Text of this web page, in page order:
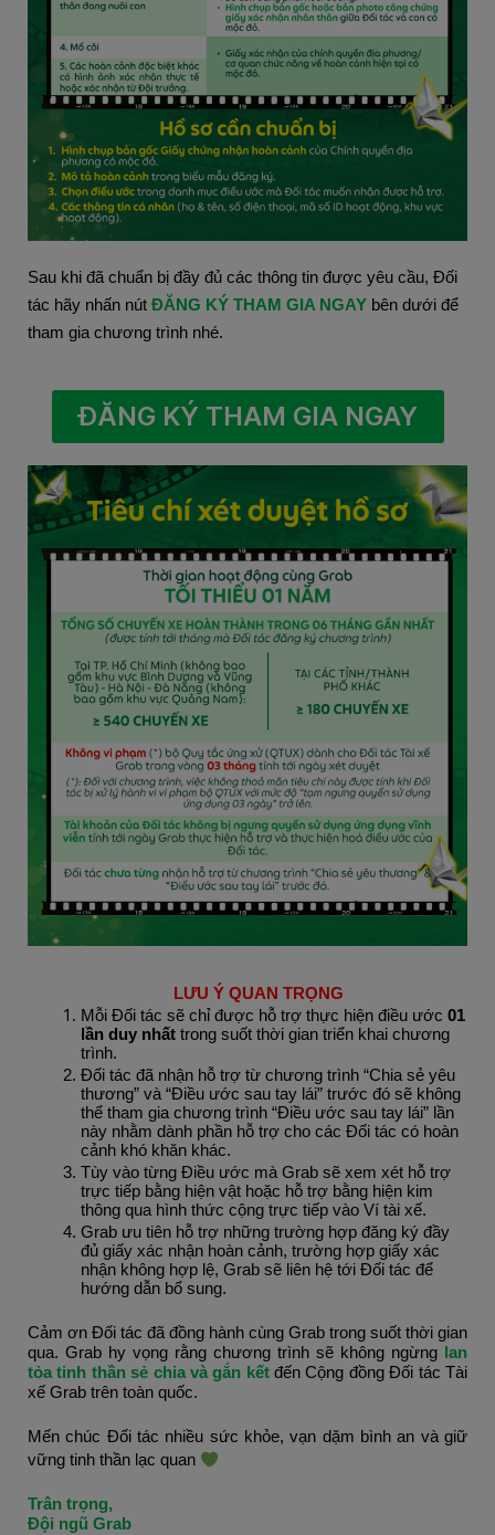
Sau khi đã chuẩn bị đầy đủ các thông tin được yêu cầu, Đối
tác hãy nhấn nút ĐĂNG KÝ THAM GIA NGAY bên dưới để
tham gia chương trình nhé.
ĐĂNG KÝ THAM GIA NGAY
LƯU Ý QUAN TRỌNG
Mỗi Đối tác sẽ chỉ được hỗ trợ thực hiện điều ước 01
lần duy nhất trong suốt thời gian triển khai chương
trình.
Đối tác đã nhận hỗ trợ từ chương trình “Chia sẻ yêu
thương” và “Điều ước sau tay lái” trước đó sẽ không
thể tham gia chương trình “Điều ước sau tay lái” lần
này nhằm dành phần hỗ trợ cho các Đối tác có hoàn
cảnh khó khăn khác.
Tùy vào từng Điều ước mà Grab sẽ xem xét hỗ trợ
trực tiếp bằng hiện vật hoặc hỗ trợ bằng hiện kim
thông qua hình thức cộng trực tiếp vào Ví tài xế.
Grab ưu tiên hỗ trợ những trường hợp đăng ký đầy
đủ giấy xác nhận hoàn cảnh, trường hợp giấy xác
nhận không hợp lệ, Grab sẽ liên hệ tới Đối tác để
hướng dẫn bổ sung.
Cảm ơn Đối tác đã đồng hành cùng Grab trong suốt thời gian
qua. Grab hy vọng rằng chương trình sẽ không ngừng lan
tỏa tinh thần sẻ chia và gắn kết đến Cộng đồng Đối tác Tài
xế Grab trên toàn quốc.
Mến chúc Đối tác nhiều sức khỏe, vạn dặm bình an và giữ
vững tinh thần lạc quan
Trân trọng,
Đội ngũ Grab